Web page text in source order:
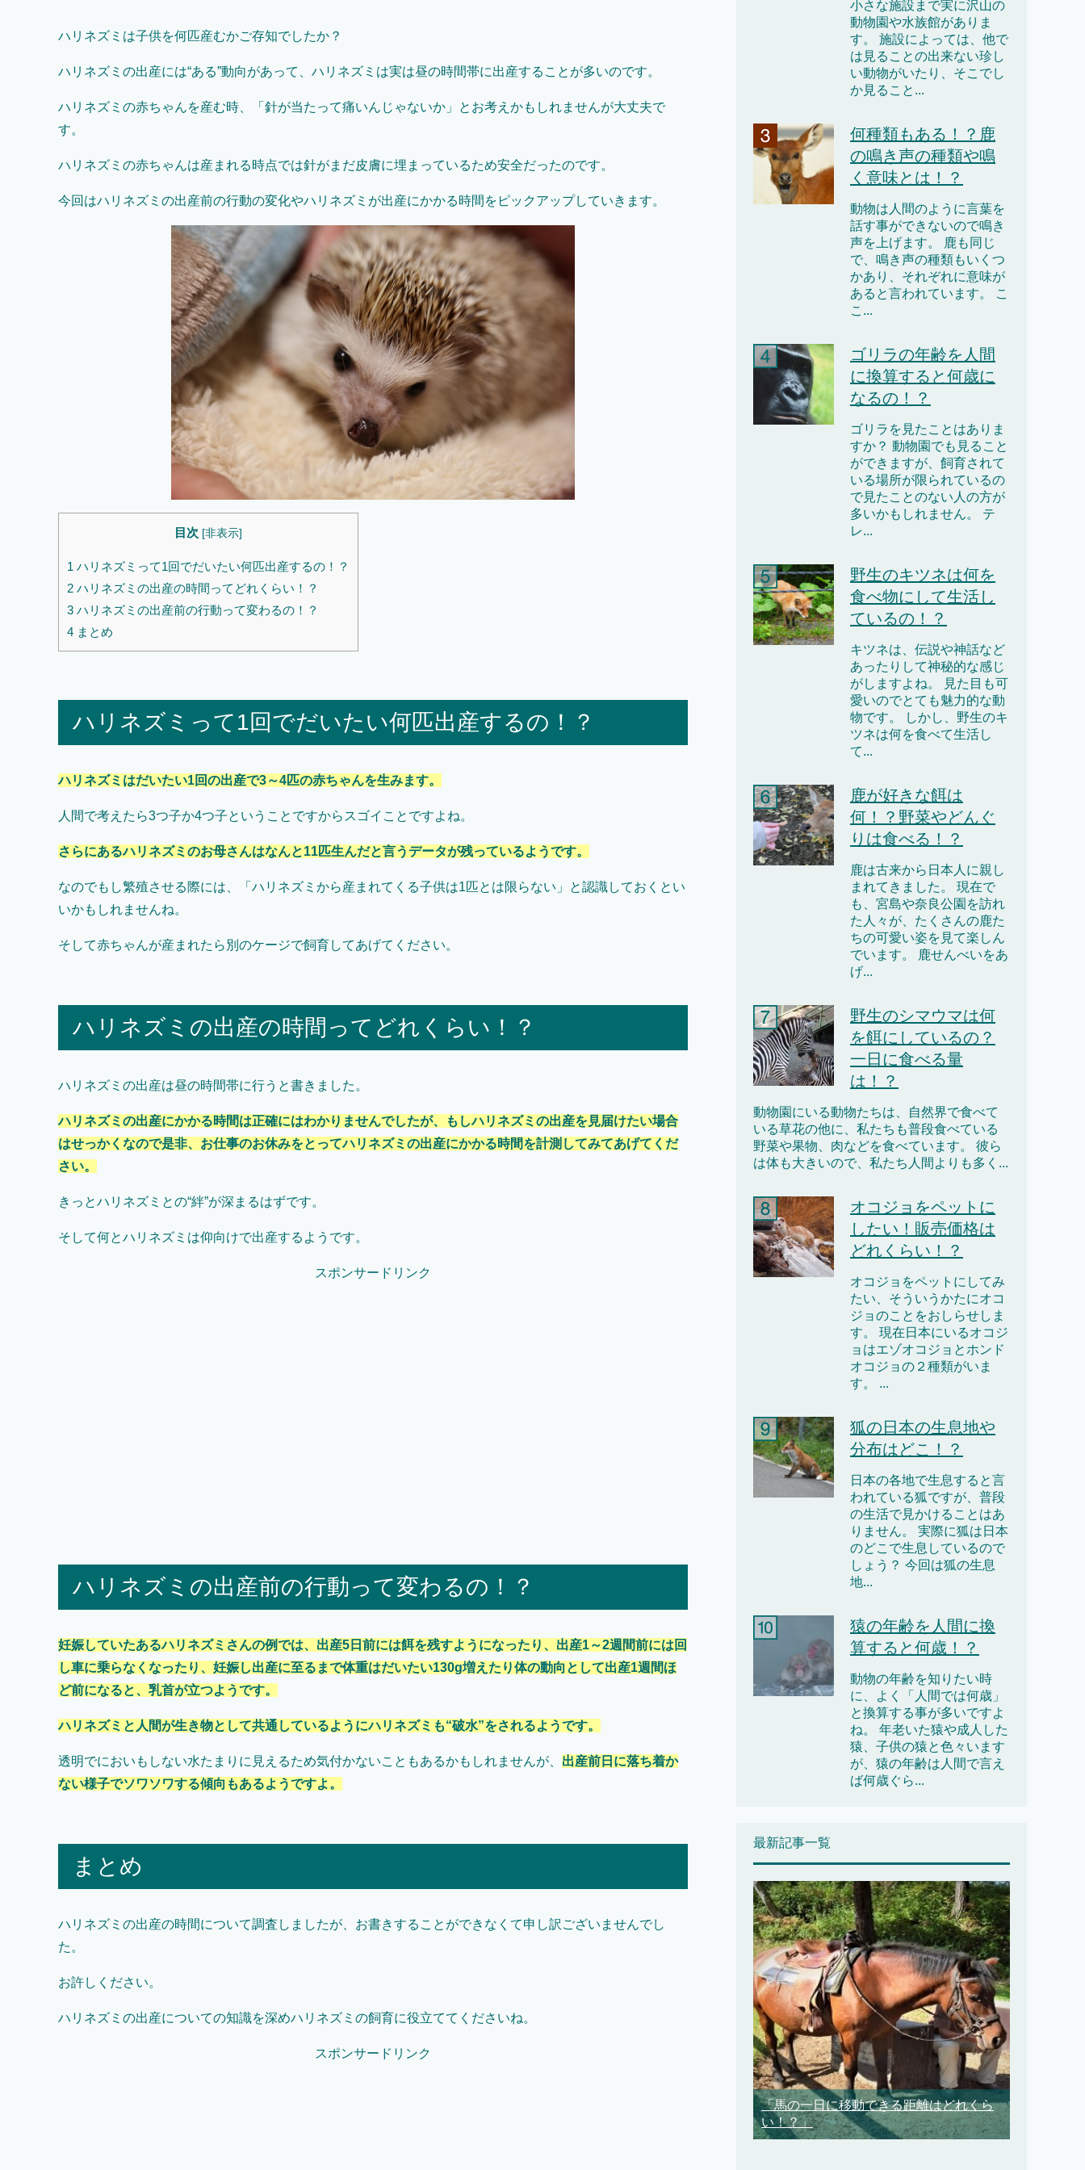
ハリネズミは子供を何匹産むかご存知でしたか？
ハリネズミの出産には“ある”動向があって、ハリネズミは実は昼の時間帯に出産することが多いのです。
ハリネズミの赤ちゃんを産む時、「針が当たって痛いんじゃないか」とお考えかもしれませんが大丈夫で
す。
ハリネズミの赤ちゃんは産まれる時点では針がまだ皮膚に埋まっているため安全だったのです。
今回はハリネズミの出産前の行動の変化やハリネズミが出産にかかる時間をピックアップしていきます。
目次 [非表示]
1 ハリネズミって1回でだいたい何匹出産するの！？
2 ハリネズミの出産の時間ってどれくらい！？
3 ハリネズミの出産前の行動って変わるの！？
4 まとめ
ハリネズミって1回でだいたい何匹出産するの！？
ハリネズミはだいたい1回の出産で3～4匹の赤ちゃんを生みます。
人間で考えたら3つ子か4つ子ということですからスゴイことですよね。
さらにあるハリネズミのお母さんはなんと11匹生んだと言うデータが残っているようです。
なのでもし繁殖させる際には、「ハリネズミから産まれてくる子供は1匹とは限らない」と認識しておくとい
いかもしれませんね。
そして赤ちゃんが産まれたら別のケージで飼育してあげてください。
ハリネズミの出産の時間ってどれくらい！？
ハリネズミの出産は昼の時間帯に行うと書きました。
ハリネズミの出産にかかる時間は正確にはわかりませんでしたが、もしハリネズミの出産を見届けたい場合
はせっかくなので是非、お仕事のお休みをとってハリネズミの出産にかかる時間を計測してみてあげてくだ
さい。
きっとハリネズミとの“絆”が深まるはずです。
そして何とハリネズミは仰向けで出産するようです。
スポンサードリンク
ハリネズミの出産前の行動って変わるの！？
妊娠していたあるハリネズミさんの例では、出産5日前には餌を残すようになったり、出産1～2週間前には回
し車に乗らなくなったり、妊娠し出産に至るまで体重はだいたい130g増えたり体の動向として出産1週間ほ
ど前になると、乳首が立つようです。
ハリネズミと人間が生き物として共通しているようにハリネズミも“破水”をされるようです。
透明でにおいもしない水たまりに見えるため気付かないこともあるかもしれませんが、 出産前日に落ち着か
ない様子でソワソワする傾向もあるようですよ。
まとめ
ハリネズミの出産の時間について調査しましたが、お書きすることができなくて申し訳ございませんでし
た。
お許しください。
ハリネズミの出産についての知識を深めハリネズミの飼育に役立ててくださいね。
スポンサードリンク
小さな施設まで実に沢山の
動物園や水族館がありま
す。 施設によっては、他で
は見ることの出来ない珍し
い動物がいたり、そこでし
か見ること...
何種類もある！？鹿
の鳴き声の種類や鳴
く意味とは！？
動物は人間のように言葉を
話す事ができないので鳴き
声を上げます。 鹿も同じ
で、鳴き声の種類もいくつ
かあり、それぞれに意味が
あると言われています。 こ
こ...
ゴリラの年齢を人間
に換算すると何歳に
なるの！？
ゴリラを見たことはありま
すか？ 動物園でも見ること
ができますが、飼育されて
いる場所が限られているの
で見たことのない人の方が
多いかもしれません。 テ
レ...
野生のキツネは何を
食べ物にして生活し
ているの！？
キツネは、伝説や神話など
あったりして神秘的な感じ
がしますよね。 見た目も可
愛いのでとても魅力的な動
物です。 しかし、野生のキ
ツネは何を食べて生活し
て...
鹿が好きな餌は
何！？野菜やどんぐ
りは食べる！？
鹿は古来から日本人に親し
まれてきました。 現在で
も、宮島や奈良公園を訪れ
た人々が、たくさんの鹿た
ちの可愛い姿を見て楽しん
でいます。 鹿せんべいをあ
げ...
野生のシマウマは何
を餌にしているの？
一日に食べる量
は！？
動物園にいる動物たちは、自然界で食べて
いる草花の他に、私たちも普段食べている
野菜や果物、肉などを食べています。 彼ら
は体も大きいので、私たち人間よりも多く...
オコジョをペットに
したい！販売価格は
どれくらい！？
オコジョをペットにしてみ
たい、そういうかたにオコ
ジョのことをおしらせしま
す。 現在日本にいるオコジ
ョはエゾオコジョとホンド
オコジョの２種類がいま
す。 ...
狐の日本の生息地や
分布はどこ！？
日本の各地で生息すると言
われている狐ですが、普段
の生活で見かけることはあ
りません。 実際に狐は日本
のどこで生息しているので
しょう？ 今回は狐の生息
地...
猿の年齢を人間に換
算すると何歳！？
動物の年齢を知りたい時
に、よく「人間では何歳」
と換算する事が多いですよ
ね。 年老いた猿や成人した
猿、子供の猿と色々います
が、猿の年齢は人間で言え
ば何歳ぐら...
最新記事一覧
「馬の一日に移動できる距離はどれくら
い！？」